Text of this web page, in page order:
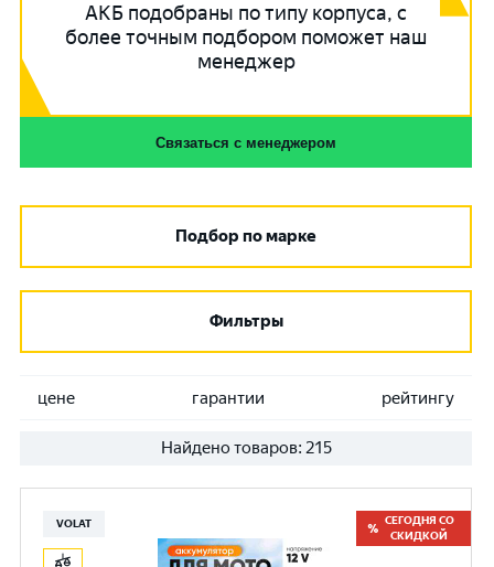
АКБ подобраны по типу корпуса, с
более точным подбором поможет наш
менеджер
Связаться с менеджером
Подбор по марке
Фильтры
цене гарантии рейтингу
Найдено товаров: 215
VOLAT
СЕГОДНЯ СО
СКИДКОЙ